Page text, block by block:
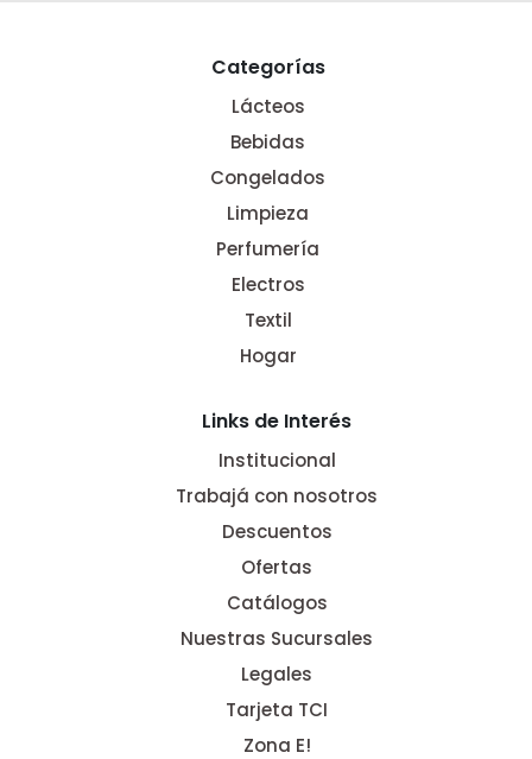
Categorías
Lácteos
Bebidas
Congelados
Limpieza
Perfumería
Electros
Textil
Hogar
Links de Interés
Institucional
Trabajá con nosotros
Descuentos
Ofertas
Catálogos
Nuestras Sucursales
Legales
Tarjeta TCI
Zona E!